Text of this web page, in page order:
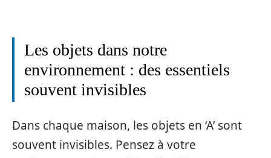
Les objets dans notre
environnement : des essentiels
souvent invisibles
Dans chaque maison, les objets en ‘A’ sont
souvent invisibles. Pensez à votre